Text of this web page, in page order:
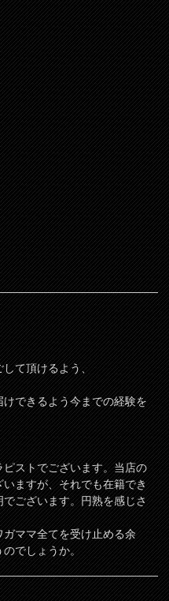
して頂けるよう、
できるよう今までの経験を
ストでございます。当店の
ますが、それでも在籍でき
ございます。円熟を感じさ
ママ全てを受け止める余
のでしょうか。